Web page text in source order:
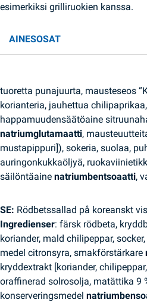
esimerkiksi grilliruokien kanssa.
AINESOSAT
tuoretta punajuurta, mausteseos
korianteria, jauhettua
happamuudensäätöaine
natriumglutamaatti,
mustapippuri]), sokeria, suolaa,
auringonkukkaöljyä,
säilöntäaine natriumbentsoaatti,
SE: Rödbetssallad på koreanskt
Ingredienser: färsk rödbeta,
koriander, mald chilipeppar,
medel citronsyra, smakförstärkare
kryddextrakt [koriander,
oraffinerad solrosolja, matättika 9
konserveringsmedel